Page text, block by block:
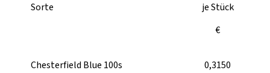
Sorte
je Stück
€
Chesterfield Blue 100s 0,3150